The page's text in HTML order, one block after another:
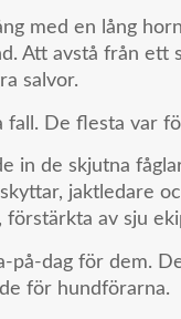
med en lång
Att avstå från
salvor.
fall. De flesta var
in de skjutna
jaktledare
av sju
på-dag för dem.
för hundförarna.